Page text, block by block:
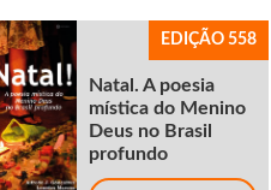
EDIÇÃO 558
Natal. A poesia
mística do Menino
Deus no Brasil
profundo